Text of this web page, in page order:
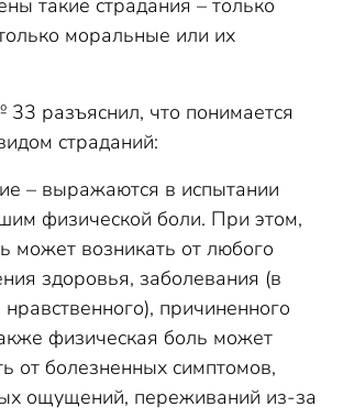
такие страдания – только
моральные или их
разъяснил, что понимается
страданий:
– выражаются в испытании
физической боли. При этом,
может возникать от любого
здоровья, заболевания (в
причиненного
физическая боль может
от болезненных симптомов,
ощущений, переживаний из-за